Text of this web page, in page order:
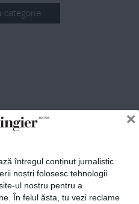
×
întregul conținut jurnalistic
noștri folosesc tehnologii
ul nostru pentru a
În felul ăsta, tu vezi reclame
categorie
TE